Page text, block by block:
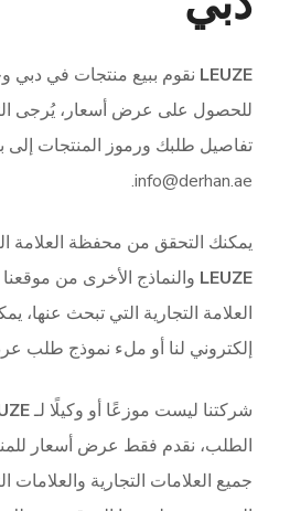
LEUZE نقوم ببيع منتجات في دبي
للحصول على عرض أسعار، يُرجى
تفاصيل طلبك ورموز المنتجات إلى
info@derhan.ae.
يمكنك التحقق من محفظة العلامة
LEUZE والنماذج الأخرى من موقعنا
العلامة التجارية التي تبحث عنها،
إلكتروني لنا أو ملء نموذج طلب
شركتنا ليست موزعًا أو وكيلًا لـ
الطلب، نقدم فقط عرض أسعار
جميع العلامات التجارية والعلامات